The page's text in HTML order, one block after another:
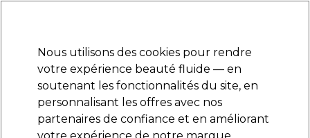
Se connecter
Marques Bons plans Coiffure Electro et Matériel
Livraison et délais
lire la suite
Nous utilisons des cookies pour rendre
votre expérience beauté fluide — en
soutenant les fonctionnalités du site, en
personnalisant les offres avec nos
partenaires de confiance et en améliorant